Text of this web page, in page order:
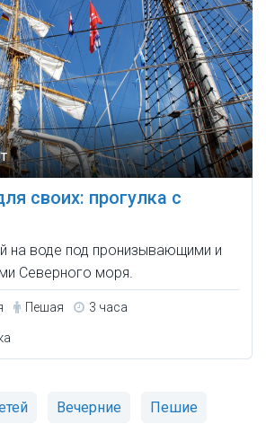
своих: прогулка с
на воде под пронизывающими и
Северного моря.
Пешая 3 часа
Вечерние Пешие